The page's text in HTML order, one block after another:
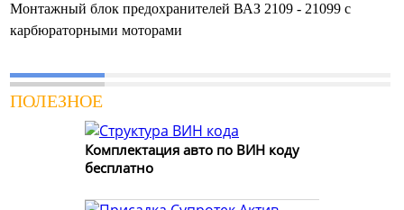
Монтажный блок предохранителей ВАЗ 2109 - 21099 с
карбюраторными моторами
ПОЛЕЗНОЕ
Комплектация авто по ВИН коду
бесплатно